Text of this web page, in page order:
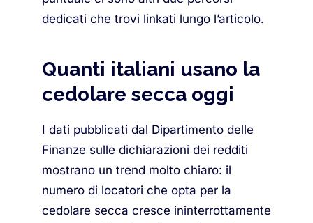
dedicati che trovi linkati lungo l’articolo.
Quanti italiani usano la
cedolare secca oggi
I dati pubblicati dal Dipartimento delle
Finanze sulle dichiarazioni dei redditi
mostrano un trend molto chiaro: il
numero di locatori che opta per la
cedolare secca cresce ininterrottamente